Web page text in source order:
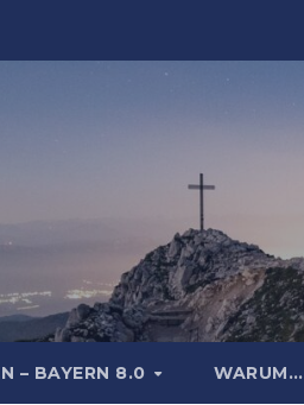
– BAYERN 8.0 WARUM…